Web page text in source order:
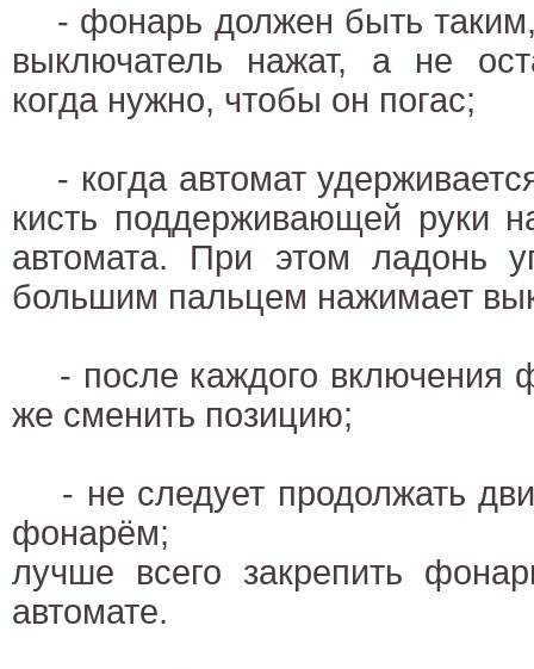
- фонарь должен быть таким,
выключатель нажат, а не
когда нужно, чтобы он погас;
- когда автомат
кисть поддерживающей руки
автомата. При этом ладонь
большим пальцем нажимает
- после каждого включения
же сменить позицию;
- не следует продолжать
фонарём;
лучше всего закрепить
автомате.